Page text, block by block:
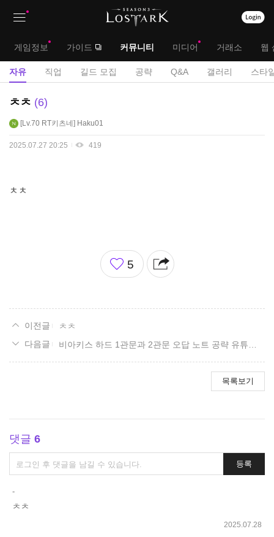
대
메
게임정보 가이드 커뮤니티 미디어 거래소 웹
서
자유 직업 길드 모집 공략 Q&A 갤러리 스타
자
게
ㅊㅊ 6
Lv.70 RT키츠네 Haku01
2025.07.27 20:25 419
ㅊㅊ
좋
아
5
ㅊㅊ
비아키스 하드 1관문과 2관문 오답 노트 공략 유튜브 영상 사이트.
목록보기
댓글 6
댓
글
등록
-
ㅊㅊ
2025.07.28